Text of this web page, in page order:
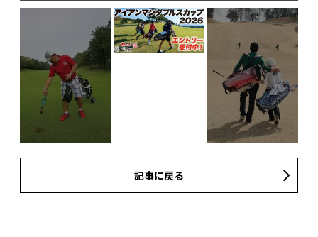
記事に戻る